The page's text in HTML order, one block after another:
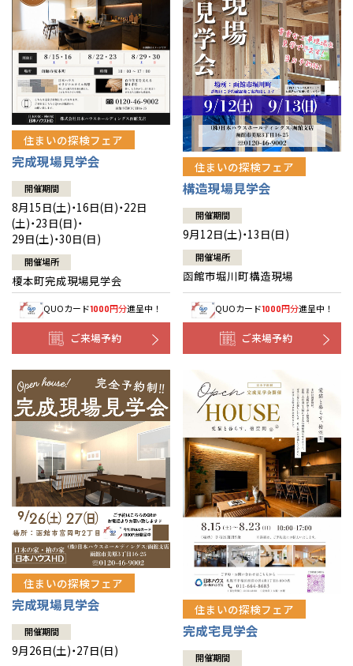
グループ会社紹介
CMギャラリー
採用情報
住まいの探検フェア
完成現場見学会
開催期間
8月15日(土)・16日(日)・22日
(土)・23日(日)・
29日(土)・30日(日)
開催場所
榎本町完成現場見学会
QUOカード1000円分進呈中！
ご来場予約
住まいの探検フェア
構造現場見学会
開催期間
9月12日(土)・13日(日)
開催場所
函館市堀川町構造現場
QUOカード1000円分進呈中！
ご来場予約
住まいの探検フェア
完成現場見学会
開催期間
9月26日(土)・27日(日)
住まいの探検フェア
完成宅見学会
開催期間